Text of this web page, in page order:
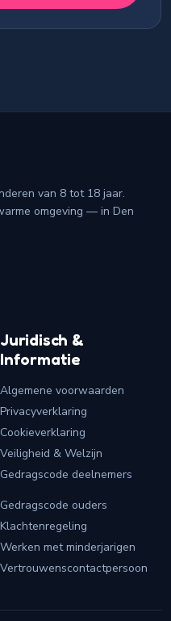
van 8 tot 18 jaar.
omgeving — in Den
Juridisch &
Informatie
Algemene voorwaarden
Privacyverklaring
Cookieverklaring
Veiligheid & Welzijn
Gedragscode deelnemers
Gedragscode ouders
Klachtenregeling
Werken met minderjarigen
Vertrouwenscontactpersoon